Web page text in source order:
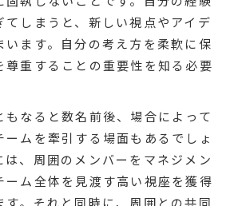
てしまうと、新しい視点やアイデ
います。自分の考え方を柔軟に保
尊重することの重要性を知る必要
もなると数名前後、場合によって
ームを牽引する場面もあるでしょ
は、周囲のメンバーをマネジメン
ーム全体を見渡す高い視座を獲得
す。それと同時に、周囲との共同